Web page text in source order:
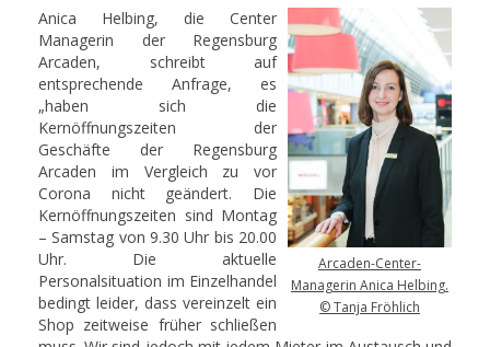
Arcaden-Center-
Managerin Anica Helbing.
© Tanja Fröhlich
Anica Helbing, die Center
Managerin der Regensburg
Arcaden, schreibt auf
entsprechende Anfrage, es
„haben sich die
Kernöffnungszeiten der
Geschäfte der Regensburg
Arcaden im Vergleich zu vor
Corona nicht geändert. Die
Kernöffnungszeiten sind Montag
– Samstag von 9.30 Uhr bis 20.00
Uhr. Die aktuelle
Personalsituation im Einzelhandel
bedingt leider, dass vereinzelt ein
Shop zeitweise früher schließen